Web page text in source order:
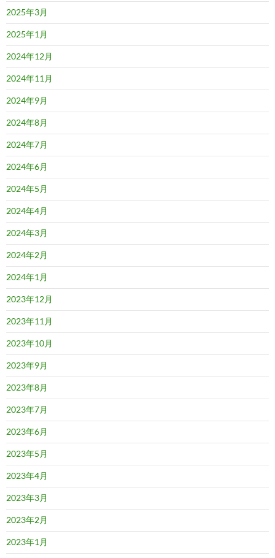
2025年3月
2025年1月
2024年12月
2024年11月
2024年9月
2024年8月
2024年7月
2024年6月
2024年5月
2024年4月
2024年3月
2024年2月
2024年1月
2023年12月
2023年11月
2023年10月
2023年9月
2023年8月
2023年7月
2023年6月
2023年5月
2023年4月
2023年3月
2023年2月
2023年1月